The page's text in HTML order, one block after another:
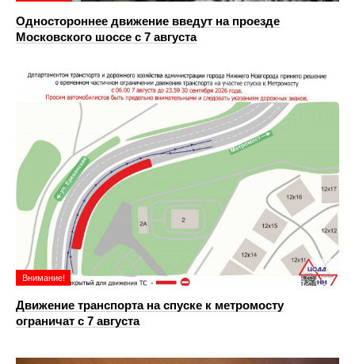
Одностороннее движение введут на проезде
Московского шоссе с 7 августа
Внимание!
Движение транспорта на спуске к метромосту
ограничат с 7 августа